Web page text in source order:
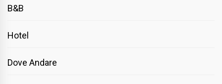
B&B
Hotel
Dove Andare